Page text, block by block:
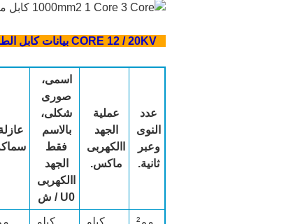
عدد
النوى
وعبر
ثانية.
عملية
الجهد
االكهربى
ماكس.
اسمى،
صورى
شكلى،
بالاسم
فقط
الجهد
االكهربى
U0 / ش
مم²
كيلو
كيلو